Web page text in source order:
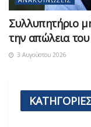
Συλλυπητήριο
την απώλεια
3 Αυγούστου 2026